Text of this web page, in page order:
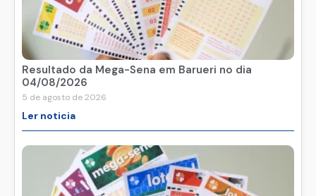
Resultado da Mega-Sena em Barueri no dia
04/08/2026
5 de agosto de 2026
Ler noticia